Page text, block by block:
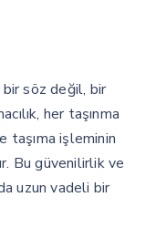
bir söz değil, bir
her taşınma
taşıma işleminin
Bu güvenilirlik ve
uzun vadeli bir